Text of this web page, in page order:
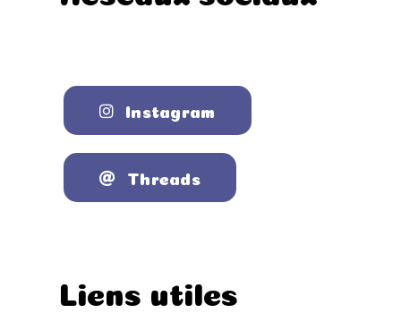
Instagram
Threads
Liens utiles